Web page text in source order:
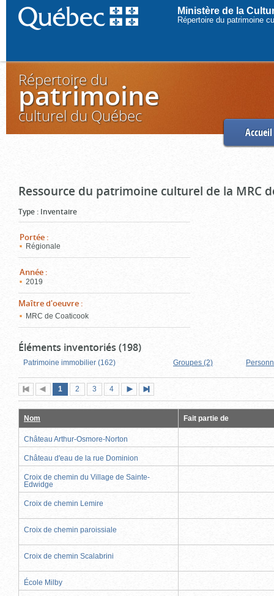
Ministère de la
Répertoire du patrimoine
Répertoire du
patrimoine
culturel du Québec
Accueil
Ressource du patrimoine culturel de la MRC
Type : Inventaire
Portée :
Régionale
Année :
2019
Maître d'oeuvre :
MRC de Coaticook
Éléments inventoriés (198)
Patrimoine immobilier (162) Groupes (2)
Première
page
Page
précédente
Page
1 (page
actuelle)
Page
2 Page
3 Page
4
suivante
page
Nom Fait partie de
Château Arthur-Osmore-Norton
Château d'eau de la rue Dominion
Croix de chemin du Village de Sainte-
Edwidge
Croix de chemin Lemire
Croix de chemin paroissiale
Croix de chemin Scalabrini
École Milby